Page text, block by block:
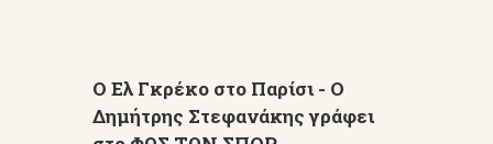
O Ελ Γκρέκο στο Παρίσι - Ο
Δημήτρης Στεφανάκης γράφει